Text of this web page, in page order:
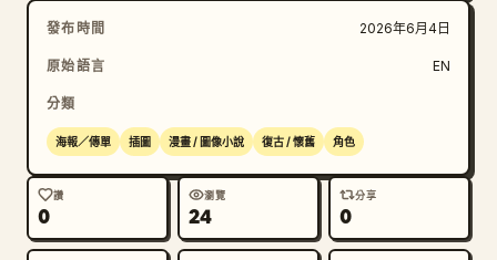
發布時間 2026年6月4日
原始語言 EN
分類
海報／傳單 插圖 漫畫 / 圖像小說 復古 / 懷舊 角色
讚
0
瀏覽
24
分享
0